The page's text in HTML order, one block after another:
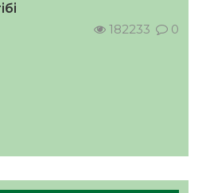
182233 0